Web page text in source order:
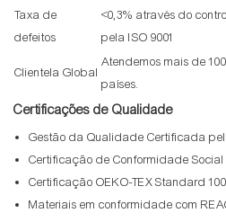
Taxa de
defeitos
<0,3% através do
pela ISO 9001
Clientela Global
Atendemos mais de
países.
Certificações de Qualidade
Gestão da Qualidade Certificada
Certificação de Conformidade Social
Certificação OEKO-TEX Standard
Materiais em conformidade com